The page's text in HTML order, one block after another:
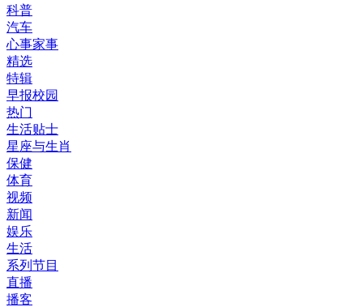
科普
汽车
心事家事
精选
特辑
早报校园
热门
生活贴士
星座与生肖
保健
体育
视频
新闻
娱乐
生活
系列节目
直播
播客